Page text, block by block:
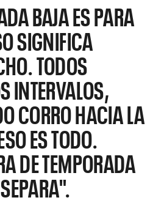
BAJA ES PARA
SIGNIFICA
TODOS
INTERVALOS,
CORRO HACIA LA
ES TODO.
DE TEMPORADA